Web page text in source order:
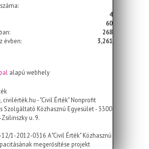
4
60
268
évben:
3,261
alapú webhely
civilérték.hu - "Civil Érték" Nonprofit
Szolgáltató Közhasznú Egyesület - 3300
Zsilinszky u. 9.
12/1-2012-0316 A "Civil Érték" Közhasznú
megerősítése projekt